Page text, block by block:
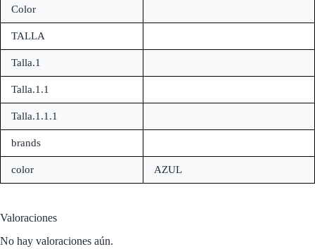
Color
TALLA
Talla.1
Talla.1.1
Talla.1.1.1
brands
color AZUL
Valoraciones
No hay valoraciones aún.